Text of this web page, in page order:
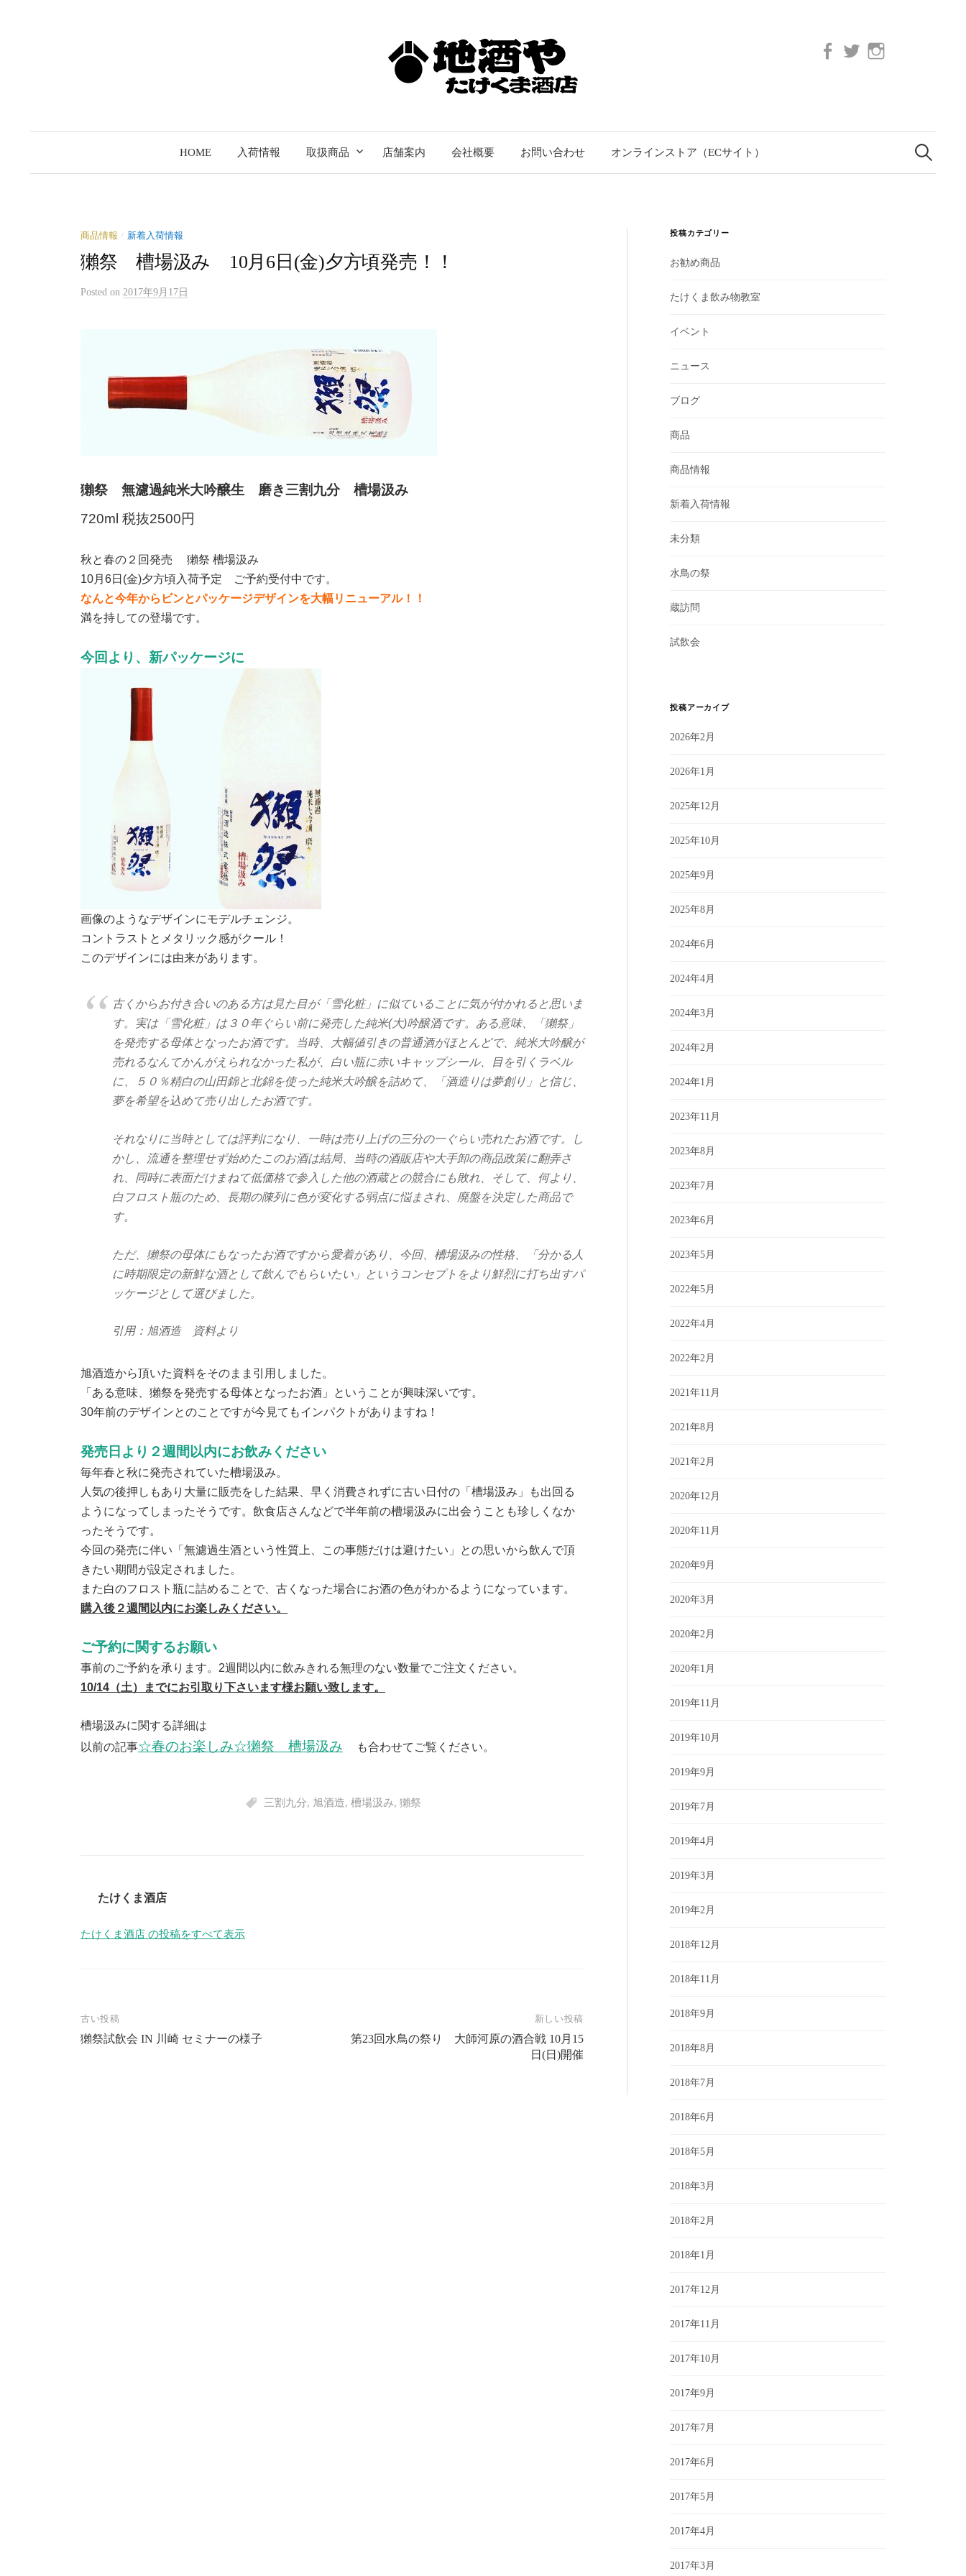
Facebooktwitter
HOME 入荷情報 取扱商品 店舗案内 会社概要 お問い合わせ オンラインストア（ECサイト）
索:
商品情報 / 新着入荷情報
獺祭 槽場汲み 10月6日(金)夕方頃発売！！
Posted on 2017年9月17日
獺祭 無濾過純米大吟醸生 磨き三割九分 槽場汲み
720ml 税抜2500円
秋と春の２回発売 獺祭 槽場汲み
10月6日(金)夕方頃入荷予定 ご予約受付中です。
なんと今年からビンとパッケージデザインを大幅リニューアル！！
満を持しての登場です。
今回より、新パッケージに
画像のようなデザインにモデルチェンジ。
コントラストとメタリック感がクール！
このデザインには由来があります。
古くからお付き合いのある方は見た目が「雪化粧」に似ていることに気が付かれると思いま
す。実は「雪化粧」は３０年ぐらい前に発売した純米(大)吟醸酒です。ある意味、「獺祭」
を発売する母体となったお酒です。当時、大幅値引きの普通酒がほとんどで、純米大吟醸が
売れるなんてかんがえられなかった私が、白い瓶に赤いキャップシール、目を引くラベル
に、５０％精白の山田錦と北錦を使った純米大吟醸を詰めて、「酒造りは夢創り」と信じ、
夢を希望を込めて売り出したお酒です。
それなりに当時としては評判になり、一時は売り上げの三分の一ぐらい売れたお酒です。し
かし、流通を整理せず始めたこのお酒は結局、当時の酒販店や大手卸の商品政策に翻弄さ
れ、同時に表面だけまねて低価格で参入した他の酒蔵との競合にも敗れ、そして、何より、
白フロスト瓶のため、長期の陳列に色が変化する弱点に悩まされ、廃盤を決定した商品で
す。
ただ、獺祭の母体にもなったお酒ですから愛着があり、今回、槽場汲みの性格、「分かる人
に時期限定の新鮮な酒として飲んでもらいたい」というコンセプトをより鮮烈に打ち出すパ
ッケージとして選びました。
引用：旭酒造 資料より
旭酒造から頂いた資料をそのまま引用しました。
「ある意味、獺祭を発売する母体となったお酒」ということが興味深いです。
30年前のデザインとのことですが今見てもインパクトがありますね！
発売日より２週間以内にお飲みください
毎年春と秋に発売されていた槽場汲み。
人気の後押しもあり大量に販売をした結果、早く消費されずに古い日付の「槽場汲み」も出回る
ようになってしまったそうです。飲食店さんなどで半年前の槽場汲みに出会うことも珍しくなか
ったそうです。
今回の発売に伴い 「無濾過生酒という性質上、この事態だけは避けたい」との思いから飲んで頂
きたい期間が設定されました。
また白のフロスト瓶に詰めることで、古くなった場合にお酒の色がわかるようになっています。
購入後２週間以内にお楽しみください。
ご予約に関するお願い
事前のご予約を承ります。2週間以内に飲みきれる無理のない数量でご注文ください。
10/14 （土）までにお引取り下さいます様お願い致します。
槽場汲みに関する詳細は
以前の記事☆春のお楽しみ☆獺祭 槽場汲み も合わせて ご覧ください。
三割九分, 旭酒造, 槽場汲み, 獺祭
たけくま酒店
たけくま酒店 の投稿をすべて表示
投
稿
古い投稿
獺祭試飲会 IN 川崎 セミナーの様子
新しい投稿
第23回水鳥の祭り 大師河原の酒合戦 10月15
日(日)開催
投稿カテゴリー
お勧め商品
たけくま飲み物教室
イベント
ニュース
ブログ
商品
商品情報
新着入荷情報
未分類
水鳥の祭
蔵訪問
試飲会
投稿アーカイブ
2026年2月
2026年1月
2025年12月
2025年10月
2025年9月
2025年8月
2024年6月
2024年4月
2024年3月
2024年2月
2024年1月
2023年11月
2023年8月
2023年7月
2023年6月
2023年5月
2022年5月
2022年4月
2022年2月
2021年11月
2021年8月
2021年2月
2020年12月
2020年11月
2020年9月
2020年3月
2020年2月
2020年1月
2019年11月
2019年10月
2019年9月
2019年7月
2019年4月
2019年3月
2019年2月
2018年12月
2018年11月
2018年9月
2018年8月
2018年7月
2018年6月
2018年5月
2018年3月
2018年2月
2018年1月
2017年12月
2017年11月
2017年10月
2017年9月
2017年7月
2017年6月
2017年5月
2017年4月
2017年3月